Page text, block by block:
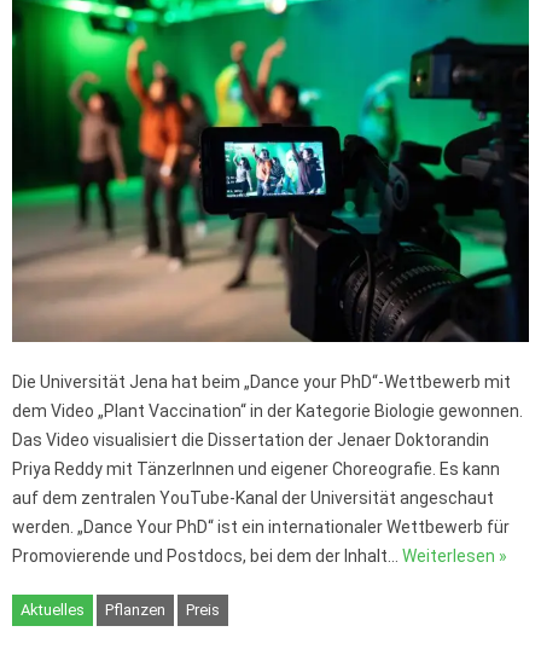
Die Universität Jena hat beim „Dance your PhD“-Wettbewerb mit
dem Video „Plant Vaccination“ in der Kategorie Biologie gewonnen.
Das Video visualisiert die Dissertation der Jenaer Doktorandin
Priya Reddy mit TänzerInnen und eigener Choreografie. Es kann
auf dem zentralen YouTube-Kanal der Universität angeschaut
werden. „Dance Your PhD“ ist ein internationaler Wettbewerb für
Promovierende und Postdocs, bei dem der Inhalt… Weiterlesen »
Aktuelles Pflanzen Preis